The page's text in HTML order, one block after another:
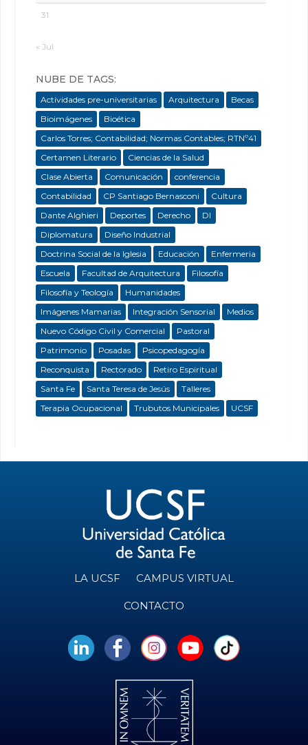
31
« Jul
NUBE DE TAGS:
Actividades pre-universitarias Arquitectura
Becas
Bioimágenes
Bioética
Carlos Torres; Contabilidad; Normas Contables; RTNº41
Certamen Literario
Ciencias de la Salud
Clase Abierta
Comunicación
conferencia
Contabilidad
CP Santiago Bernasconi
Cultura
Dante Alghieri
Deportes Derecho
DI
Diplomatura
Diseño Industrial
Doctrina Social de la Iglesia
Educación
Enfermeria
Escuela
Facultad de Arquitectura
Filosofía
Filosofía y Teología
Humanidades
Imágenes Mamarias
Integración Sensorial
Medios
Nuevo Código Civil y Comercial
Pastoral
Patrimonio
Posadas
Psicopedagogía
Reconquista
Rectorado
Retiro Espiritual
Santa Fe
Santa Teresa de Jesús
Talleres
Terapia Ocupacional
Trubutos Municipales UCSF
LA UCSF CAMPUS VIRTUAL
CONTACTO